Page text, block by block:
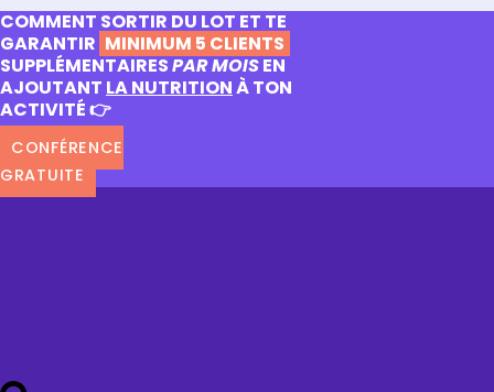
COMMENT SORTIR DU LOT ET TE
GARANTIR MINIMUM 5 CLIENTS
SUPPLÉMENTAIRESPAR MOISEN
AJOUTANT LA NUTRITIONÀ TON
ACTIVITÉ 👉
CONFÉRENCE
GRATUITE